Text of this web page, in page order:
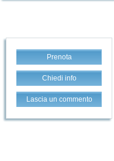
Prenota
Chiedi info
Lascia un commento